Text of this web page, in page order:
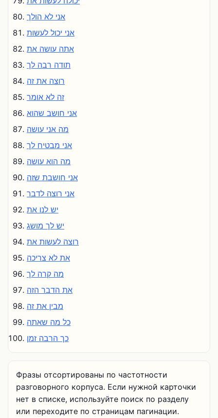
אני לא הולך
אני יכול לעשות
אתה עושה את
תודה רבה לך
רוצה את זה
זה לא אומר
אני חושב שהוא
מה אני עושה
אני מבטיח לך
מה הוא עושה
אני חושבת שזה
אני רוצה לדבר
יש לנו את
יש לך מושג
רוצה לעשות את
את לא צריכה
מה קרה לך
את הדבר הזה
מבין את זה
כל מה שאתה
כך הרבה זמן
Фразы отсортированы по частотности
разговорного корпуса. Если нужной карточки
нет в списке, используйте поиск по разделу
или переходите по страницам пагинации.